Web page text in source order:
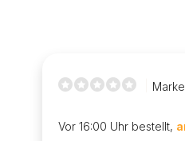
Vor 16:00 Uhr bestellt,